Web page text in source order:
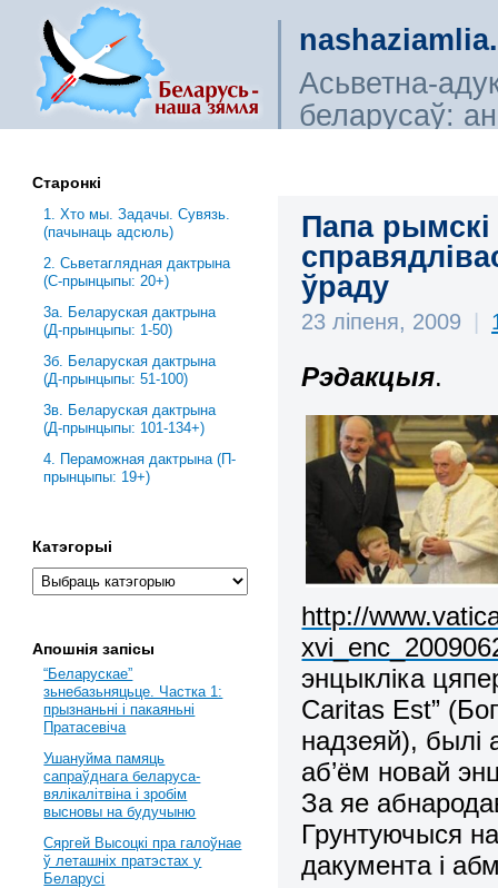
Асьветна-
беларусаў:
Папа рымскі
ўраду
23 ліпеня, 2009 |
Рэдакцыя.
http://
энцыкліка
Caritas Est”
надзеяй), былі
аб’ём новай
За яе
Грунтуючыся
дакумента і
Старонкі
1. Хто мы. Задачы. Сувязь.
(пачынаць адсюль)
2. Сьветаглядная дактрына
(С-прынцыпы: 20+)
3a. Беларуская дактрына
(Д-прынцыпы: 1-50)
3б. Беларуская дактрына
(Д-прынцыпы: 51-100)
3в. Беларуская дактрына
(Д-прынцыпы: 101-134+)
4. Пераможная дактрына (П-
прынцыпы: 19+)
Катэгорыі
Апошнія запісы
“Беларускае”
зьнебазьняцьце. Частка 1:
прызнаньні і пакаяньні
Пратасевіча
Ушануйма памяць
сапраўднага беларуса-
вялікалітвіна і зробім
высновы на будучыню
Сяргей Высоцкі пра галоўнае
ў леташніх пратэстах у
Беларусі